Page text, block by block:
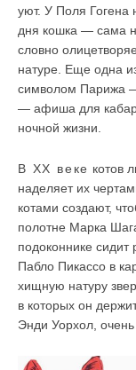
уют. У Поля Гогена
дня кошка — сама
словно
натуре. Еще одна
символом Парижа
— афиша для
ночной жизни.
В ХХ веке котов
наделяет их
котами создают,
полотне Марка
подоконнике
Пабло Пикассо в
хищную натуру
в которых он
Энди Уорхол,